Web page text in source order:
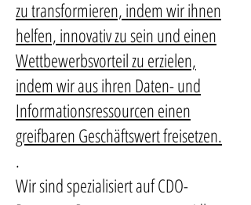
zu transformieren, indem wir ihnen
helfen, innovativ zu sein und einen
Wettbewerbsvorteil zu erzielen,
indem wir aus ihren Daten- und
Informationsressourcen einen
greifbaren Geschäftswert freisetzen.
.
Wir sind spezialisiert auf CDO-